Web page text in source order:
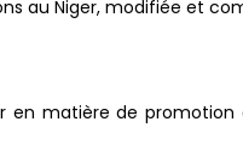
au Niger, modifiée et
en matière de